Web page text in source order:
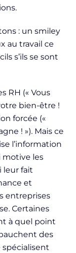
: un smiley
au travail ce
s’ils se sont
RH (« Vous
bien-être !
forcée («
! »). Mais ce
l’information
motive les
leur fait
et
entreprises
Certaines
à quel point
des